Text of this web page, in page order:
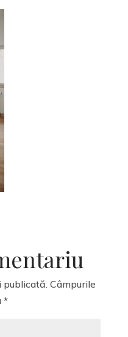
publicată. Câmpurile
*